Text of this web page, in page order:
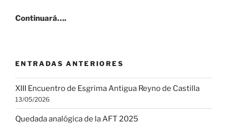
Continuará….
ENTRADAS ANTERIORES
XIII Encuentro de Esgrima Antigua Reyno de Castilla
13/05/2026
Quedada analógica de la AFT 2025